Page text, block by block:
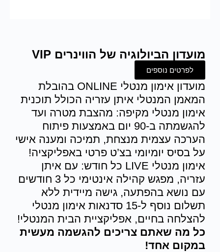
מועדון הביולוגיה של הווינרים VIP
לפרטים נוספים
מועדון אימון מנטלי ONLINE בהובלת
המאמן המנטלי איתן עזריה הכולל תוכנית
אימון מנטלי מקיפה: מהצבת מטרה ועד
להגשמתה ב-90 יום באמצעות פיתוח
הערכה עצמית מנצחת, תמיכה ומענה אישי
על בסיס יומיומי בצ’ט פרטי באפליקציה!
אימון מנטלי LIVE כל חודש: עם איתן
עזריה, מפגש קהילה אינטימי כל 3 חודשים
עם נושא בהפתעה, גישה מיידית ללא
תשלום נוסף ל-15 סדנאות אימון מנטלי
להצלחה בחיים, אפליקציית הבית המנטלי!
כל מה שאתם צריכים להגשמה מעשית
במקום אחד!